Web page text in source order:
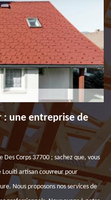
: une entreprise de
Corps 37700 ; sachez que, vous
artisan couvreur pour
Nous proposons nos services de